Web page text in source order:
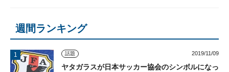
週間ランキング
話題 2019/11/09
ヤタガラスが日本サッカー協会のシンボルになっ